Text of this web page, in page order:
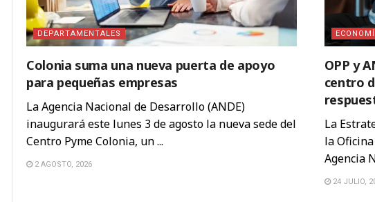
DEPARTAMENTALES
Colonia suma una nueva puerta de apoyo
para pequeñas empresas
La Agencia Nacional de Desarrollo (ANDE)
inaugurará este lunes 3 de agosto la nueva sede del
Centro Pyme Colonia, un ...
2 AGOSTO, 2026
OPP y
centro
La
la
Agencia
24 JULIO,